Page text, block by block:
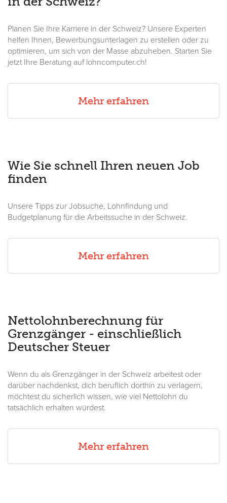
Planen Sie Ihre Karriere in der Schweiz? Unsere Experten
helfen Ihnen, Bewerbungsunterlagen zu erstellen oder zu
optimieren, um sich von der Masse abzuheben. Starten Sie
jetzt Ihre Beratung auf lohncomputer.ch!
Mehr erfahren
Wie Sie schnell Ihren neuen Job
finden
Unsere Tipps zur Jobsuche, Lohnfindung und
Budgetplanung für die Arbeitssuche in der Schweiz.
Mehr erfahren
Nettolohnberechnung für
Grenzgänger - einschließlich
Deutscher Steuer
Wenn du als Grenzgänger in der Schweiz arbeitest oder
darüber nachdenkst, dich beruflich dorthin zu verlagern,
möchtest du sicherlich wissen, wie viel Nettolohn du
tatsächlich erhalten würdest.
Mehr erfahren